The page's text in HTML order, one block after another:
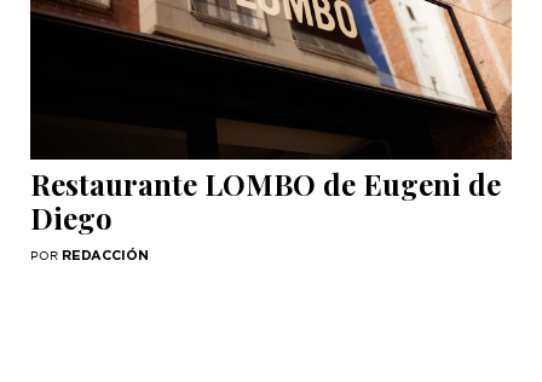
Restaurante LOMBO de Eugeni de
Diego
POR REDACCIÓN